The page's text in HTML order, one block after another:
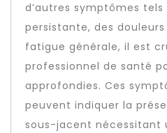
d’autres symptômes tels
persistante, des
fatigue générale, il est
professionnel de santé
approfondies. Ces
peuvent indiquer la
sous-jacent nécessitant